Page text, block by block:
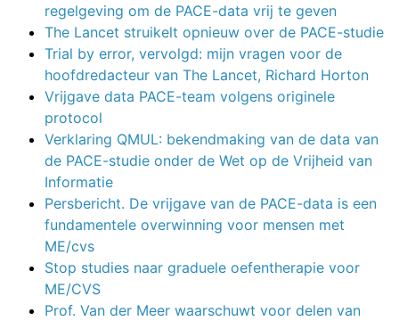
regelgeving om de PACE-data vrij te geven
The Lancet struikelt opnieuw over de PACE-studie
Trial by error, vervolgd: mijn vragen voor de
hoofdredacteur van The Lancet, Richard Horton
Vrijgave data PACE-team volgens originele
protocol
Verklaring QMUL: bekendmaking van de data van
de PACE-studie onder de Wet op de Vrijheid van
Informatie
Persbericht. De vrijgave van de PACE-data is een
fundamentele overwinning voor mensen met
ME/cvs
Stop studies naar graduele oefentherapie voor
ME/CVS
Prof. Van der Meer waarschuwt voor delen van